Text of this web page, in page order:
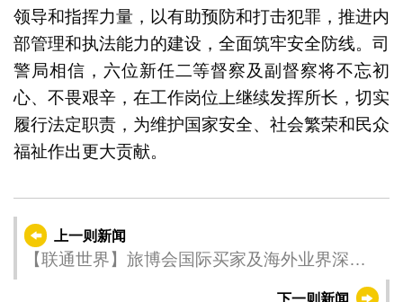
领导和指挥力量，以有助预防和打击犯罪，推进内
部管理和执法能力的建设，全面筑牢安全防线。司
警局相信，六位新任二等督察及副督察将不忘初
心、不畏艰辛，在工作岗位上继续发挥所长，切实
履行法定职责，为维护国家安全、社会繁荣和民众
福祉作出更大贡献。
上一则新闻
【联通世界】旅博会国际买家及海外业界深度
下一则新闻